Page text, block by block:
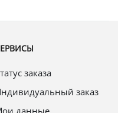
заказа
заказ
данные